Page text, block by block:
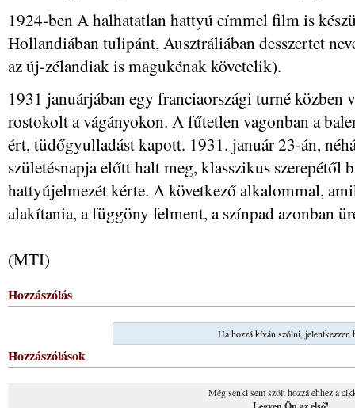
1924-ben A halhatatlan hattyú címmel film is
Hollandiában tulipánt, Ausztráliában desszertet
az új-zélandiak is magukénak követelik).
1931 januárjában egy franciaországi turné közben
rostokolt a vágányokon. A fűtetlen vagonban a
ért, tüdőgyulladást kapott. 1931. január 23-án,
születésnapja előtt halt meg, klasszikus szerepétől
hattyújelmezét kérte. A következő alkalommal,
alakítania, a függöny felment, a színpad azonban
(MTI)
Hozzászólás
Ha hozzá kíván szólni, jelentkezzen
Hozzászólások
Még senki sem szólt hozzá ehhez a